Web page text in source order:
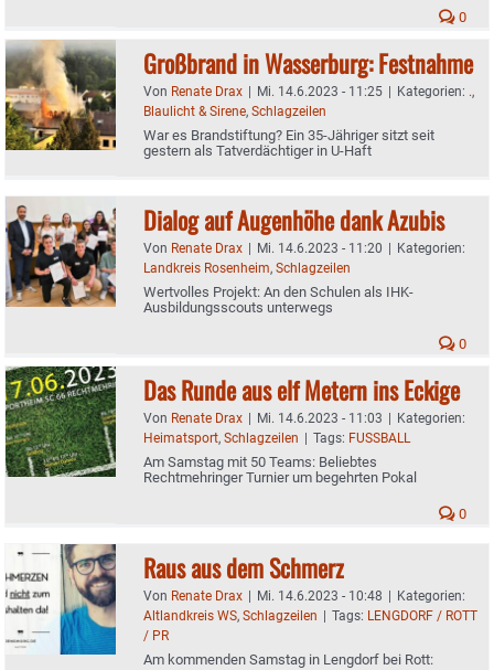
0
Großbrand in Wasserburg: Festnahme
Von Renate Drax | Mi. 14.6.2023 - 11:25 | Kategorien: .,
Blaulicht & Sirene, Schlagzeilen
War es Brandstiftung? Ein 35-Jähriger sitzt seit
gestern als Tatverdächtiger in U-Haft
Dialog auf Augenhöhe dank Azubis
Von Renate Drax | Mi. 14.6.2023 - 11:20 | Kategorien:
Landkreis Rosenheim, Schlagzeilen
Wertvolles Projekt: An den Schulen als IHK-
Ausbildungsscouts unterwegs
0
Das Runde aus elf Metern ins Eckige
Von Renate Drax | Mi. 14.6.2023 - 11:03 | Kategorien:
Heimatsport, Schlagzeilen | Tags: FUSSBALL
Am Samstag mit 50 Teams: Beliebtes
Rechtmehringer Turnier um begehrten Pokal
0
Raus aus dem Schmerz
Von Renate Drax | Mi. 14.6.2023 - 10:48 | Kategorien:
Altlandkreis WS, Schlagzeilen | Tags: LENGDORF / ROTT
/ PR
Am kommenden Samstag in Lengdorf bei Rott: